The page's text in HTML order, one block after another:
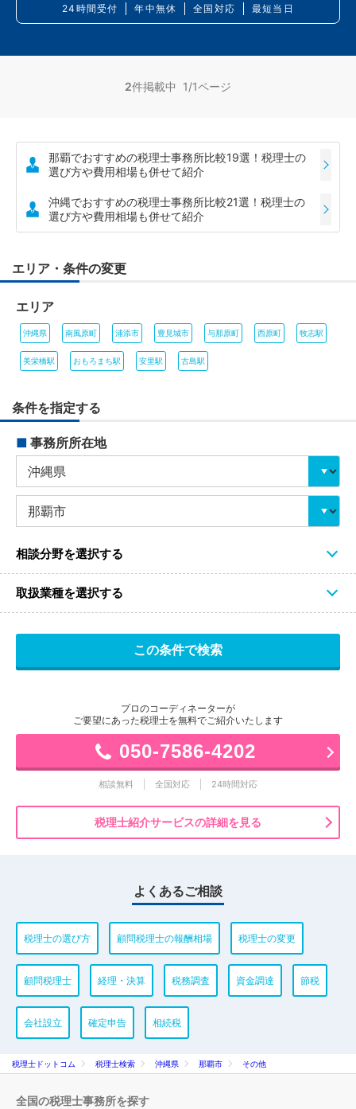
24時間受付 年中無休 全国対応 最短当日
2件掲載中 1/1ページ
那覇でおすすめの税理士事務所比較19選！税理士の
選び方や費用相場も併せて紹介
沖縄でおすすめの税理士事務所比較21選！税理士の
選び方や費用相場も併せて紹介
エリア・条件の変更
エリア
沖縄県 南風原町 浦添市 豊見城市 与那原町 西原町 牧志駅
美栄橋駅 おもろまち駅 安里駅 古島駅
条件を指定する
■ 事務所所在地
相談分野を選択する
取扱業種を選択する
プロのコーディネーターが
ご要望にあった税理士を無料でご紹介いたします
050-7586-4202
相談無料 全国対応 24時間対応
税理士紹介サービスの詳細を見る
よくあるご相談
税理士の選び方 顧問税理士の報酬相場 税理士の変更
顧問税理士 経理・決算 税務調査 資金調達 節税
会社設立 確定申告 相続税
税理士ドットコム 税理士検索 沖縄県 那覇市 その他
全国の税理士事務所を探す